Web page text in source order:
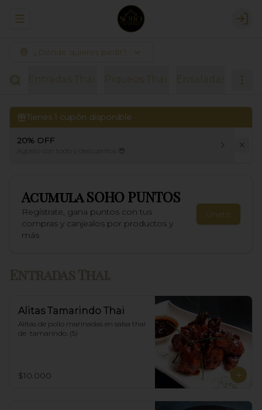
Abrir menu de navegación
¿Dónde quieres pedir?
Entradas Thai. Piqueos Thai. Ensaladas.
Tienes 1 cupón disponible
20% OFF
Agosto con todo y descuentos 😎
AcumulaSOHO PUNTOS
Regístrate, gana puntos con tus
compras y canjealos por productos y
más
Únete
Entradas Thai.
Alitas Tamarindo Thai
Alitas de pollo marinadas en salsa thai
de  tamarindo. (5)
$10.000